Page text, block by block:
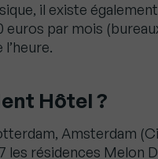
il existe également
par mois
Hôtel ?
Amsterdam
les résidences Melon